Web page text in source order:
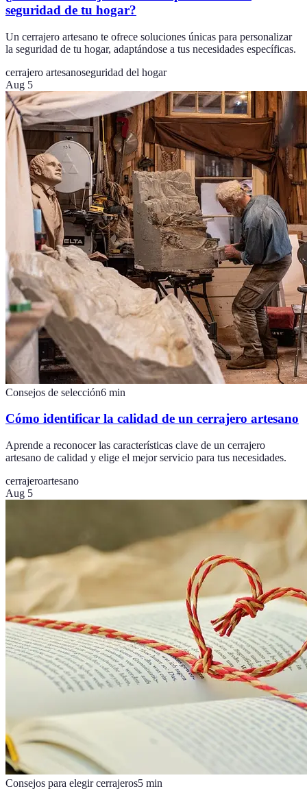
seguridad de tu hogar?
Un cerrajero artesano te ofrece soluciones únicas para personalizar
la seguridad de tu hogar, adaptándose a tus necesidades específicas.
cerrajero artesanoseguridad del hogar
Aug 5
Consejos de selección6 min
Cómo identificar la calidad de un cerrajero artesano
Aprende a reconocer las características clave de un cerrajero
artesano de calidad y elige el mejor servicio para tus necesidades.
cerrajeroartesano
Aug 5
Consejos para elegir cerrajeros5 min